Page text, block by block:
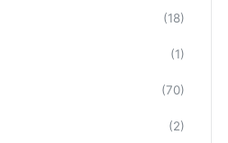
(18)
(1)
(70)
(2)